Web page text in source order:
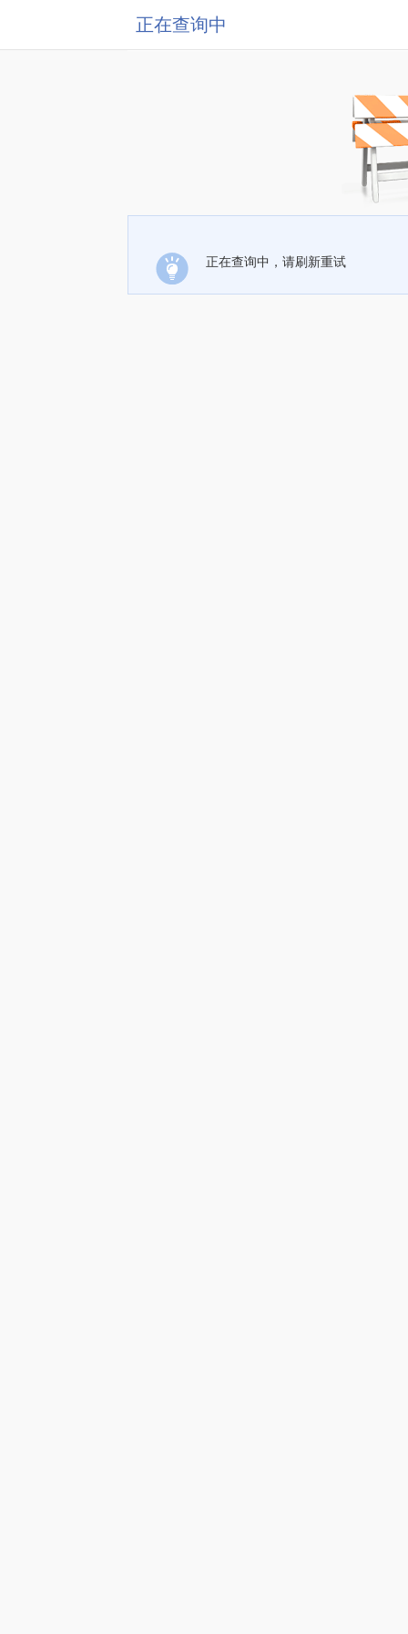
正在查询中
正在查询中，请刷新重试